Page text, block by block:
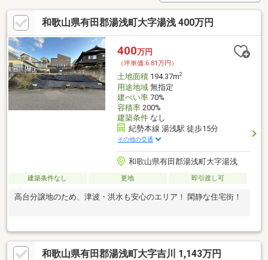
和歌山県有田郡湯浅町大字湯浅 400万円
400万円
（坪単価:6.81万円）
土地面積194.37m2
用途地域無指定
建ぺい率70%
容積率200%
建築条件なし
紀勢本線 湯浅駅 徒歩15分
その他の交通
和歌山県有田郡湯浅町大字湯浅
建築条件なし 更地 即引渡し可
高台分譲地のため、津波・洪水も安心のエリア！ 閑静な住宅街！
和歌山県有田郡湯浅町大字吉川 1,143万円